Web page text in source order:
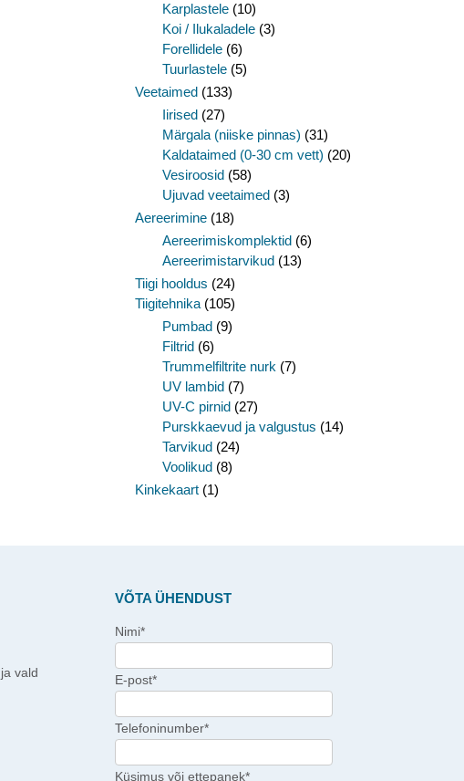
Karplastele (10)
Koi / Ilukaladele (3)
Forellidele (6)
Tuurlastele (5)
Veetaimed (133)
Iirised (27)
Märgala (niiske pinnas) (31)
Kaldataimed (0-30 cm vett) (20)
Vesiroosid (58)
Ujuvad veetaimed (3)
Aereerimine (18)
Aereerimiskomplektid (6)
Aereerimistarvikud (13)
Tiigi hooldus (24)
Tiigitehnika (105)
Pumbad (9)
Filtrid (6)
Trummelfiltrite nurk (7)
UV lambid (7)
UV-C pirnid (27)
Purskkaevud ja valgustus (14)
Tarvikud (24)
Voolikud (8)
Kinkekaart (1)
vald
VÕTA ÜHENDUST
Nimi*
E-post*
Telefoninumber*
Küsimus või ettepanek*